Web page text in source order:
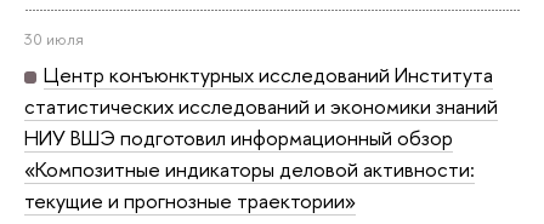
30 июля
Центр конъюнктурных исследований Института
статистических исследований и экономики знаний
НИУ ВШЭ подготовил информационный обзор
«Композитные индикаторы деловой активности:
текущие и прогнозные траектории»